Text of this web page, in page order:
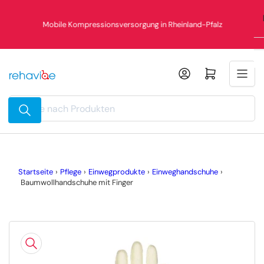
Mobile Kompressionsversorgung in Rheinland-Pfalz
Suche
nach
Produkten
Mini-Warenkorb öffnen
Startseite › Pflege › Einwegprodukte › Einweghandschuhe ›
Baumwollhandschuhe mit Finger
Produktinformationen
springen